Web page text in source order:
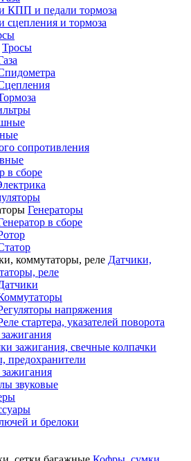
КПП и педали тормоза
сцепления и тормоза
Тросы
сопротивления
в сборе
Генераторы
в сборе
коммутаторы, реле Датчики,
реле
напряжения
стартера, указателей поворота
зажигания, свечные колпачки
предохранители
звуковые
и брелоки